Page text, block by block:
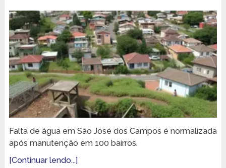
Falta de água em São José dos Campos é normalizada
após manutenção em 100 bairros.
[Continuar lendo...]